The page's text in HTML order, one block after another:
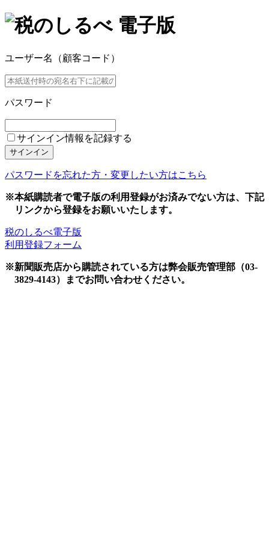
ユーザー名（顧客コード）
パスワード
サインイン情報を記録する
サインイン
パスワードを忘れた方・変更したい方はこちら
※本紙購読者で電子版の利用登録がお済みでない方は、下記
リンクから登録をお願いいたします。
税のしるべ電子版
利用登録フォーム
※新聞販売店から購読されている方は弊会販売管理部（03-
3829-4143）までお問い合わせください。